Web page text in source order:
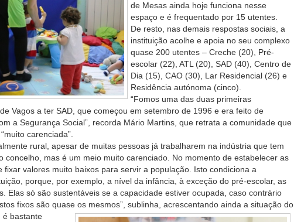
de Mesas ainda hoje funciona nesse
espaço e é frequentado por 15 utentes.
De resto, nas demais respostas sociais, a
instituição acolhe e apoia no seu complexo
quase 200 utentes – Creche (20), Pré-
escolar (22), ATL (20), SAD (40), Centro de
Dia (15), CAO (30), Lar Residencial (26) e
Residência autónoma (cinco).
“Fomos uma das duas primeiras
Vagos a ter SAD, que começou em setembro de 1996 e era feito de
a Segurança Social”, recorda Mário Martins, que retrata a comunidade que
carenciada”.
rural, apesar de muitas pessoas já trabalharem na indústria que tem
concelho, mas é um meio muito carenciado. No momento de estabelecer as
fixar valores muito baixos para servir a população. Isto condiciona a
porque, por exemplo, a nível da infância, à exceção do pré-escolar, as
Elas só são sustentáveis se a capacidade estiver ocupada, caso contrário
fixos são quase os mesmos”, sublinha, acrescentando ainda a situação do
é bastante